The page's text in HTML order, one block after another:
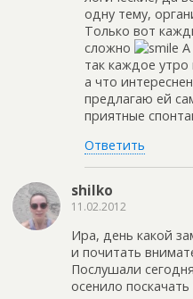
одну тему,
Только вот
сложно
А
так каждое
а что
предлагаю ей
приятные
Ответить
shilko
11.02.2012
Ира, день какой
и почитать
Послушали
осенило